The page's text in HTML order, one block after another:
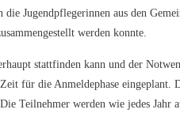
Jugendpflegerinnen aus den
werden konnte.
stattfinden kann und der
für die Anmeldephase
Teilnehmer werden wie jedes Jahr